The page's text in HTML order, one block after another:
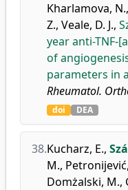
Kharlamova, N.,
Z., Veale, D. J.,
year anti-TNF-
of
parameters in
Rheumatol.
doi DEA
38.Kucharz, E.,
M.,
Domżalski, M.,